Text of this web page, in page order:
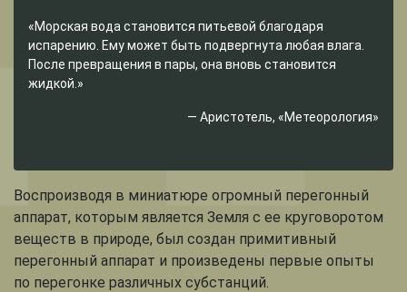
«Морская вода становится питьевой благодаря
испарению. Ему может быть подвергнута любая влага.
После превращения в пары, она вновь становится
жидкой.»
— Аристотель, «Метеорология»
Воспроизводя в миниатюре огромный перегонный
аппарат, которым является Земля с ее круговоротом
веществ в природе, был создан примитивный
перегонный аппарат и произведены первые опыты
по перегонке различных субстанций.